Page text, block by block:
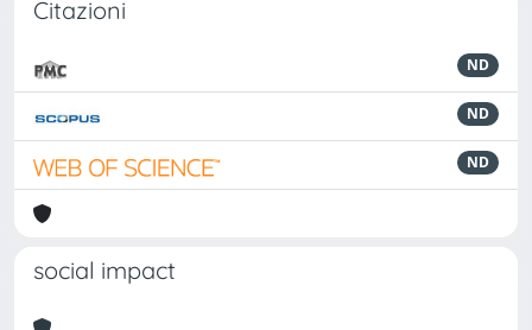
Citazioni
ND
ND
ND
social impact